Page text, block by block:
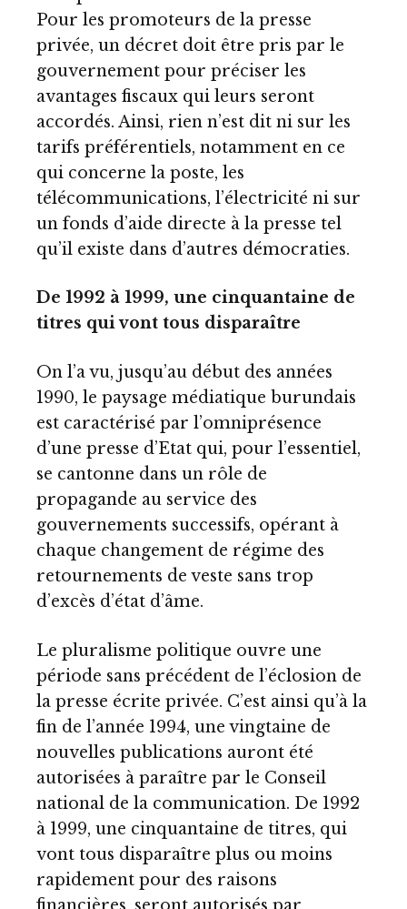
Pour les promoteurs de la presse
privée, un décret doit être pris par le
gouvernement pour préciser les
avantages fiscaux qui leurs seront
accordés. Ainsi, rien n’est dit ni sur les
tarifs préférentiels, notamment en ce
qui concerne la poste, les
télécommunications, l’électricité ni sur
un fonds d’aide directe à la presse tel
qu’il existe dans d’autres démocraties.
De 1992 à 1999, une cinquantaine de
titres qui vont tous disparaître
On l’a vu, jusqu’au début des années
1990, le paysage médiatique burundais
est caractérisé par l’omniprésence
d’une presse d’Etat qui, pour l’essentiel,
se cantonne dans un rôle de
propagande au service des
gouvernements successifs, opérant à
chaque changement de régime des
retournements de veste sans trop
d’excès d’état d’âme.
Le pluralisme politique ouvre une
période sans précédent de l’éclosion de
la presse écrite privée. C’est ainsi qu’à la
fin de l’année 1994, une vingtaine de
nouvelles publications auront été
autorisées à paraître par le Conseil
national de la communication. De 1992
à 1999, une cinquantaine de titres, qui
vont tous disparaître plus ou moins
rapidement pour des raisons
financières, seront autorisés par